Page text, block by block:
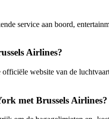
service aan boord,
Airlines?
website van de
met Brussels Airlines?